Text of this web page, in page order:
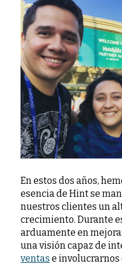
En estos dos años,
esencia de Hint se
nuestros clientes un
crecimiento. Durante
arduamente en
una visión capaz de
ventas e involucrarnos